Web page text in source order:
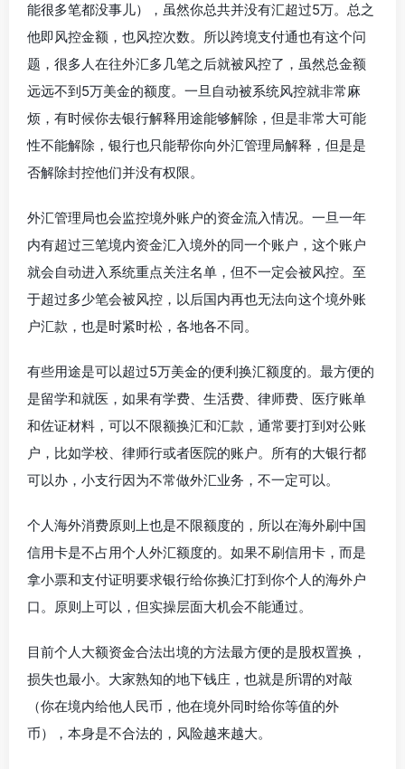
能很多笔都没事儿），虽然你总共并没有汇超过5万。总之
他即风控金额，也风控次数。所以跨境支付通也有这个问
题，很多人在往外汇多几笔之后就被风控了，虽然总金额
远远不到5万美金的额度。一旦自动被系统风控就非常麻
烦，有时候你去银行解释用途能够解除，但是非常大可能
性不能解除，银行也只能帮你向外汇管理局解释，但是是
否解除封控他们并没有权限。
外汇管理局也会监控境外账户的资金流入情况。一旦一年
内有超过三笔境内资金汇入境外的同一个账户，这个账户
就会自动进入系统重点关注名单，但不一定会被风控。至
于超过多少笔会被风控，以后国内再也无法向这个境外账
户汇款，也是时紧时松，各地各不同。
有些用途是可以超过5万美金的便利换汇额度的。最方便的
是留学和就医，如果有学费、生活费、律师费、医疗账单
和佐证材料，可以不限额换汇和汇款，通常要打到对公账
户，比如学校、律师行或者医院的账户。所有的大银行都
可以办，小支行因为不常做外汇业务，不一定可以。
个人海外消费原则上也是不限额度的，所以在海外刷中国
信用卡是不占用个人外汇额度的。如果不刷信用卡，而是
拿小票和支付证明要求银行给你换汇打到你个人的海外户
口。原则上可以，但实操层面大机会不能通过。
目前个人大额资金合法出境的方法最方便的是股权置换，
损失也最小。大家熟知的地下钱庄，也就是所谓的对敲
（你在境内给他人民币，他在境外同时给你等值的外
币），本身是不合法的，风险越来越大。